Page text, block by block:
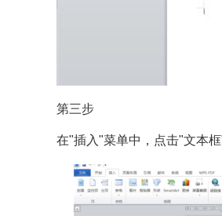
第三步
在"插入"菜单中，点击"文本框